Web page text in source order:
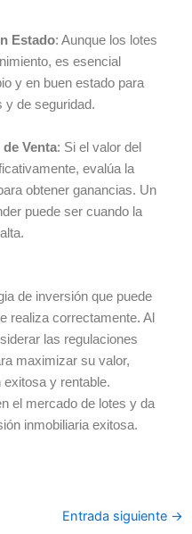
Estado: Aunque los lotes
es esencial
y en buen estado para
y de seguridad.
Venta: Si el valor del
evalúa la
obtener ganancias. Un
puede ser cuando la
de inversión que puede
realiza correctamente. Al
las regulaciones
maximizar su valor,
y rentable.
el mercado de lotes y da
inmobiliaria exitosa.
Entrada siguiente →